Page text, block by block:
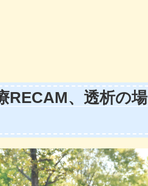
RECAM、透析の場